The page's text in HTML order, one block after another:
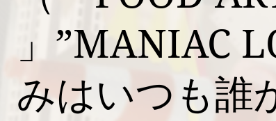
」”MANIAC
みはいつも誰